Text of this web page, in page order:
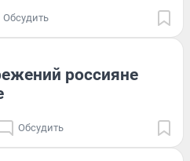
Обсудить
россияне
Обсудить